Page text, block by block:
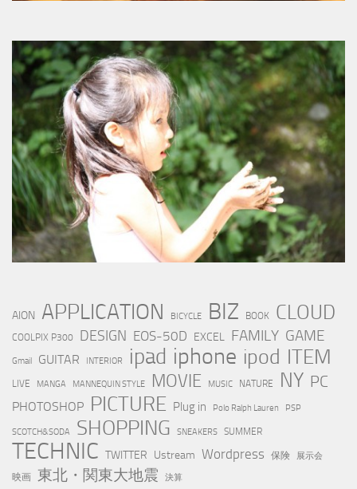
AION APPLICATION BICYCLE BIZ BOOK CLOUD
COOLPIX P300 DESIGN EOS-50D EXCEL FAMILY GAME
Gmail GUITAR INTERIOR ipad iphone ipod ITEM
LIVE MANGA MANNEQUIN STYLE MOVIE MUSIC NATURE NY PC
PHOTOSHOP PICTURE Plug in Polo Ralph Lauren PSP
SCOTCH&SODA SHOPPING SNEAKERS SUMMER
TECHNIC TWITTER Ustream Wordpress 保険 展示会
映画 東北・関東大地震 決算